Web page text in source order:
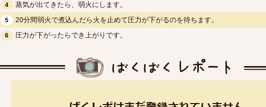
4 蒸気が出てきたら、弱火にします。
5 20分間弱火で煮込んだら火を止めて圧力が下がるのを待ちます。
6 圧力が下がったらでき上がりです。